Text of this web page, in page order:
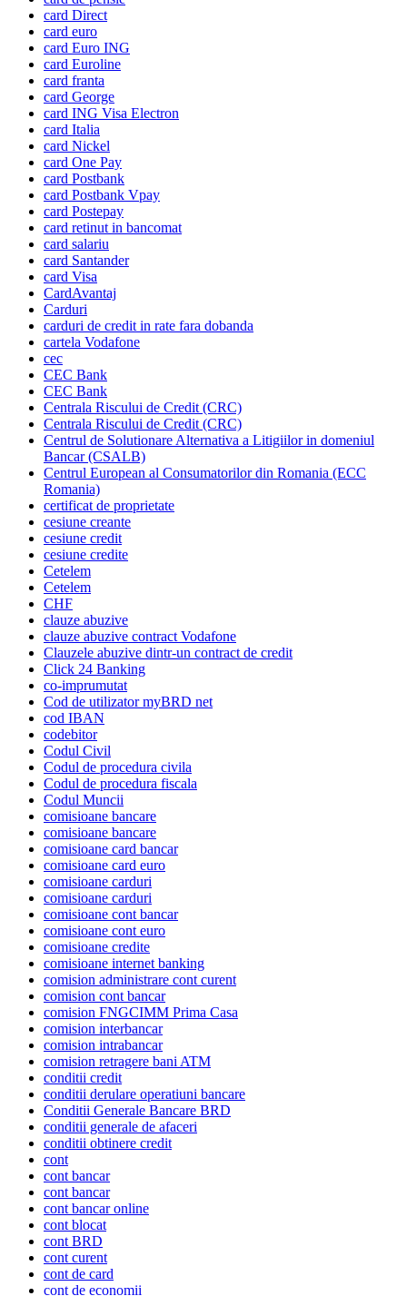
card Direct
card euro
card Euro ING
card Euroline
card franta
card George
card ING Visa Electron
card Italia
card Nickel
card One Pay
card Postbank
card Postbank Vpay
card Postepay
card retinut in bancomat
card salariu
card Santander
card Visa
CardAvantaj
Carduri
carduri de credit in rate fara dobanda
cartela Vodafone
cec
CEC Bank
CEC Bank
Centrala Riscului de Credit (CRC)
Centrala Riscului de Credit (CRC)
Centrul de Solutionare Alternativa a Litigiilor in domeniul
Bancar (CSALB)
Centrul European al Consumatorilor din Romania (ECC
Romania)
certificat de proprietate
cesiune creante
cesiune credit
cesiune credite
Cetelem
Cetelem
CHF
clauze abuzive
clauze abuzive contract Vodafone
Clauzele abuzive dintr-un contract de credit
Click 24 Banking
co-imprumutat
Cod de utilizator myBRD net
cod IBAN
codebitor
Codul Civil
Codul de procedura civila
Codul de procedura fiscala
Codul Muncii
comisioane bancare
comisioane bancare
comisioane card bancar
comisioane card euro
comisioane carduri
comisioane carduri
comisioane cont bancar
comisioane cont euro
comisioane credite
comisioane internet banking
comision administrare cont curent
comision cont bancar
comision FNGCIMM Prima Casa
comision interbancar
comision intrabancar
comision retragere bani ATM
conditii credit
conditii derulare operatiuni bancare
Conditii Generale Bancare BRD
conditii generale de afaceri
conditii obtinere credit
cont
cont bancar
cont bancar
cont bancar online
cont blocat
cont BRD
cont curent
cont de card
cont de economii